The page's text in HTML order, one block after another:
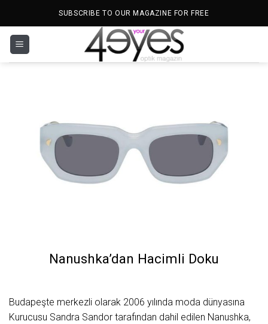
SUBSCRIBE TO OUR MAGAZINE FOR FREE
Nanushka’dan Hacimli Doku
Budapeşte merkezli olarak 2006 yılında moda dünyasına
Kurucusu Sandra Sandor tarafından dahil edilen Nanushka,